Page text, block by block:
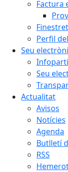
Factura
Perfil
Seu
Seu
Actualitat
Avisos
Notícies
Agenda
Butlletí
RSS